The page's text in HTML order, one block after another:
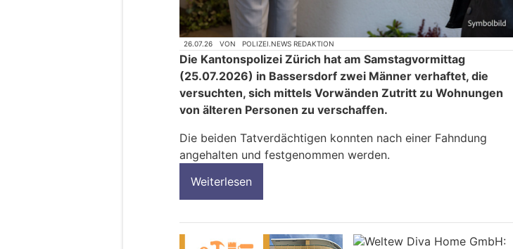
26.07.26 VON POLIZEI.NEWS REDAKTION
Die Kantonspolizei Zürich hat am Samstagvormittag
(25.07.2026) in Bassersdorf zwei Männer verhaftet, die
versuchten, sich mittels Vorwänden Zutritt zu Wohnungen
von älteren Personen zu verschaffen.
Die beiden Tatverdächtigen konnten nach einer Fahndung
angehalten und festgenommen werden.
Weiterlesen